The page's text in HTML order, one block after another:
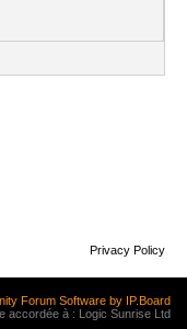
Privacy Policy
Forum Software by IP.Board
accordée à : Logic Sunrise Ltd